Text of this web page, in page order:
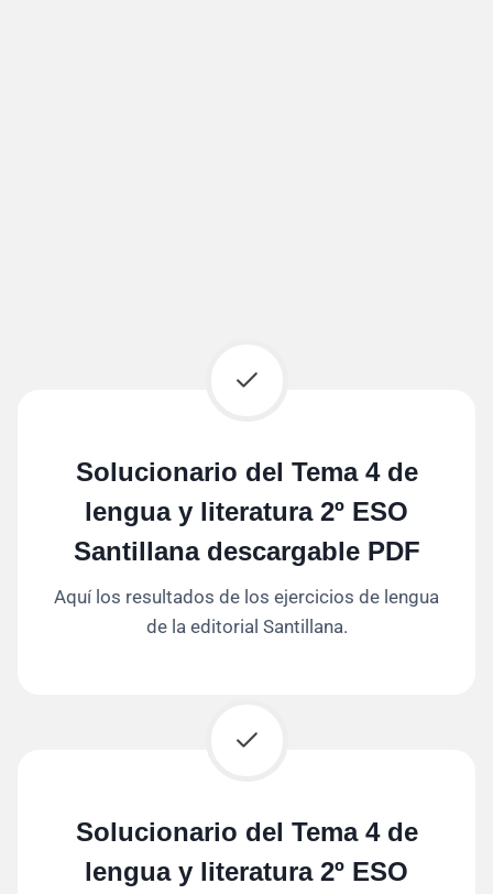
Solucionario del Tema 4 de
lengua y literatura 2º ESO
Santillana descargable PDF
Aquí los resultados de los ejercicios de lengua
de la editorial Santillana.
Solucionario del Tema 4 de
lengua y literatura 2º ESO